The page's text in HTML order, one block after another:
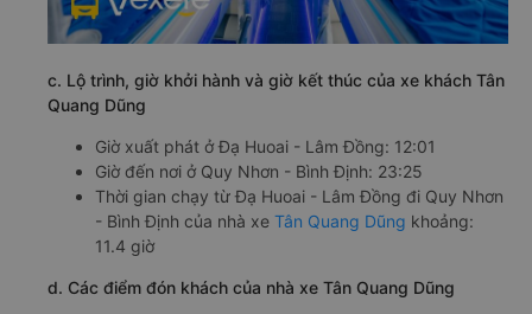
c. Lộ trình, giờ khởi hành và giờ kết thúc của xe khách Tân
Quang Dũng
Giờ xuất phát ở Đạ Huoai - Lâm Đồng: 12:01
Giờ đến nơi ở Quy Nhơn - Bình Định: 23:25
Thời gian chạy từ Đạ Huoai - Lâm Đồng đi Quy Nhơn
- Bình Định của nhà xe Tân Quang Dũng khoảng:
11.4 giờ
d. Các điểm đón khách của nhà xe Tân Quang Dũng